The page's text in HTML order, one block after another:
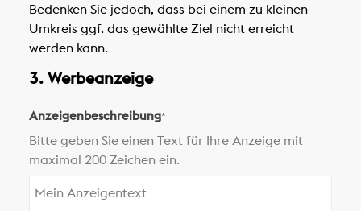
Bedenken Sie jedoch, dass bei einem zu kleinen
Umkreis ggf. das gewählte Ziel nicht erreicht
werden kann.
3. Werbeanzeige
Anzeigenbeschreibung*
Bitte geben Sie einen Text für Ihre Anzeige mit
maximal 200 Zeichen ein.